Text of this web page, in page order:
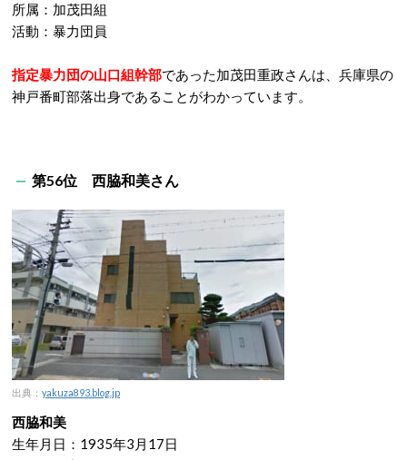
所属：加茂田組
活動：暴力団員
指定暴力団の山口組幹部であった加茂田重政さんは、兵庫県の
神戸番町部落出身であることがわかっています。
第56位 西脇和美さん
出典： yakuza893.blog.jp
西脇和美
生年月日：1935年3月17日